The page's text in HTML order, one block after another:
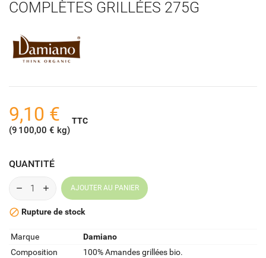
COMPLÈTES GRILLÉES 275G
9,10 €
(9 100,00 € kg)
TTC
QUANTITÉ
AJOUTER AU PANIER
 Rupture de stock
Marque
Damiano
Composition
100% Amandes grillées bio.